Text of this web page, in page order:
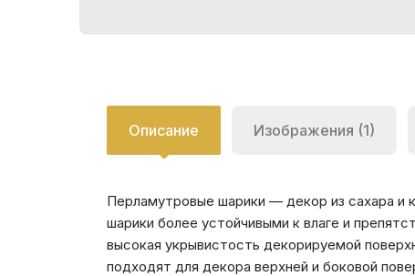
Описание Изображения (1)
Перламутровые шарики — декор из сахара
шарики более устойчивыми к влаге и
высокая укрывистость декорируемой
подходят для декора верхней и боковой